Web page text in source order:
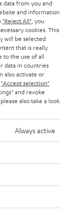
data from you and
and information
"Reject All" , you
cookies. This
will be selected
that is really
to the use of all
data in countries
also activate or
"Accept selection"
and revoke
also take a look
Always active